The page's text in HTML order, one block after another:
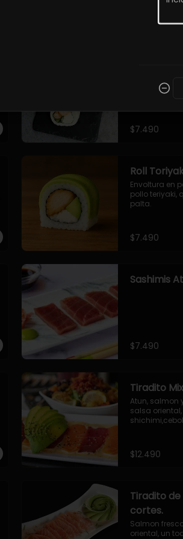
$7.490
philadelphia.
cebollin.
$7.490
Roll
Envoltura en
pollo teriyaki,
palta.
$7.490
Sashimis
$7.490
Tiradito
Atun, salmon
salsa
$12.490
Tiradito de
cortes.
Salmon
oriental, un